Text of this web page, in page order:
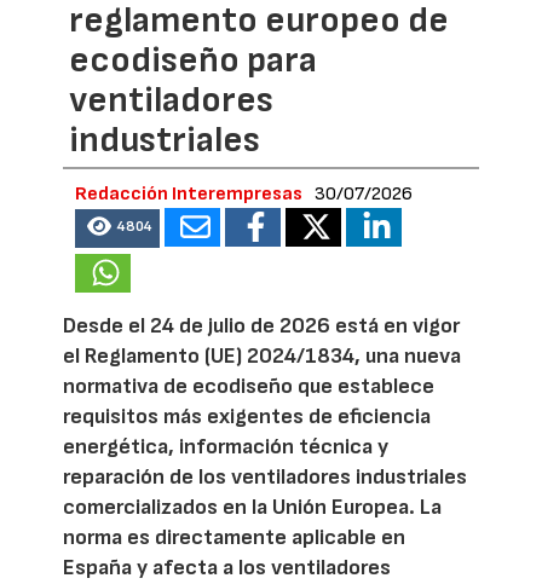
reglamento europeo de
ecodiseño para
ventiladores
industriales
Redacción Interempresas 30/07/2026
4804
Desde el 24 de julio de 2026 está en vigor
el Reglamento (UE) 2024/1834, una nueva
normativa de ecodiseño que establece
requisitos más exigentes de eficiencia
energética, información técnica y
reparación de los ventiladores industriales
comercializados en la Unión Europea. La
norma es directamente aplicable en
España y afecta a los ventiladores